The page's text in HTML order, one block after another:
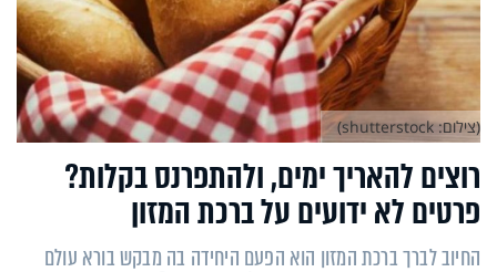
רוצים להאריך ימים, ולהתפרנס בקלות?
פרטים לא ידועים על ברכת המזון
החיוב לברך ברכת המזון הוא הפעם היחידה בה מבקש בורא עולם
(צילום: shutterstock)